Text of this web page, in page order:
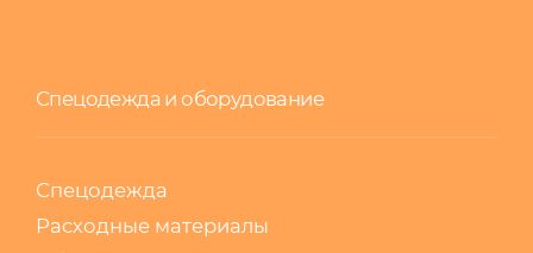
Спецодежда и оборудование
Спецодежда
Расходные материалы